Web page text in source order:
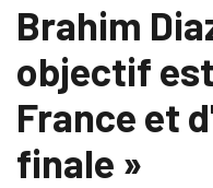
Brahim
objectif
France et
finale »